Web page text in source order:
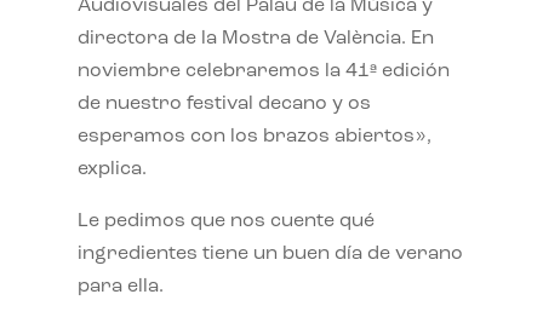
Audiovisuales del Palau de la Música y
directora de la Mostra de València. En
noviembre celebraremos la 41ª edición
de nuestro festival decano y os
esperamos con los brazos abiertos»,
explica.
Le pedimos que nos cuente qué
ingredientes tiene un buen día de verano
para ella.